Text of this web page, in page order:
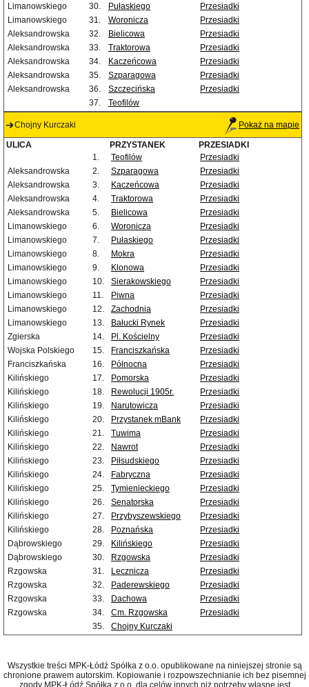
Limanowskiego
30. Pułaskiego
Przesiadki
Limanowskiego
31. Woronicza
Przesiadki
Aleksandrowska
32. Bielicowa
Przesiadki
Aleksandrowska
33. Traktorowa
Przesiadki
Aleksandrowska
34. Kaczeńcowa
Przesiadki
Aleksandrowska
35. Szparagowa
Przesiadki
Aleksandrowska
36. Szczecińska
Przesiadki
37.
Teofilów
Chojny Kurczaki Pokaż na mapie
ULICA PRZYSTANEK
PRZESIADKI
1.
Teofilów
Przesiadki
Aleksandrowska
2. Szparagowa
Przesiadki
Aleksandrowska
3. Kaczeńcowa
Przesiadki
Aleksandrowska
4. Traktorowa
Przesiadki
Aleksandrowska
5. Bielicowa
Przesiadki
Limanowskiego
6. Woronicza
Przesiadki
Limanowskiego
7. Pułaskiego
Przesiadki
Limanowskiego
8. Mokra
Przesiadki
Limanowskiego
9. Klonowa
Przesiadki
Limanowskiego
10. Sierakowskiego
Przesiadki
Limanowskiego
11. Piwna
Przesiadki
Limanowskiego
12. Zachodnia
Przesiadki
Limanowskiego
13. Bałucki Rynek
Przesiadki
Zgierska
14. Pl. Kościelny
Przesiadki
Wojska Polskiego
15. Franciszkańska
Przesiadki
Franciszkańska
16. Północna
Przesiadki
Kilińskiego
17. Pomorska
Przesiadki
Kilińskiego
18. Rewolucji 1905r.
Przesiadki
Kilińskiego
19. Narutowicza
Przesiadki
Kilińskiego
20. Przystanek mBank
Przesiadki
Kilińskiego
21. Tuwima
Przesiadki
Kilińskiego
22. Nawrot
Przesiadki
Kilińskiego
23. Piłsudskiego
Przesiadki
Kilińskiego
24. Fabryczna
Przesiadki
Kilińskiego
25. Tymienieckiego
Przesiadki
Kilińskiego
26. Senatorska
Przesiadki
Kilińskiego
27. Przybyszewskiego
Przesiadki
Kilińskiego
28. Poznańska
Przesiadki
Dąbrowskiego
29. Kilińskiego
Przesiadki
Dąbrowskiego
30. Rzgowska
Przesiadki
Rzgowska
31. Lecznicza
Przesiadki
Rzgowska
32. Paderewskiego
Przesiadki
Rzgowska
33. Dachowa
Przesiadki
Rzgowska
34. Cm. Rzgowska
Przesiadki
35.
Chojny Kurczaki
Wszystkie treści MPK-Łódź Spółka z o.o. opublikowane na niniejszej stronie są
chronione prawem autorskim. Kopiowanie i rozpowszechnianie ich bez pisemnej
zgody MPK-Łódź Spółka z o.o. dla celów innych niż potrzeby własne jest